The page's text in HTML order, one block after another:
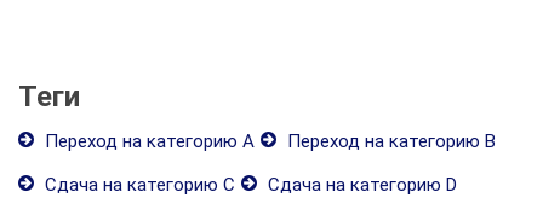
Теги
Переход на категорию А
Переход на категорию В
Сдача на категорию С
Сдача на категорию D